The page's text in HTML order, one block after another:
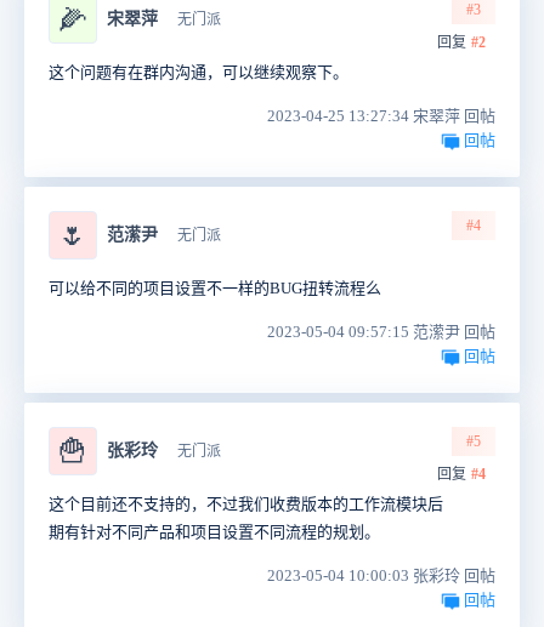
🌽 宋翠萍 无门派
#3
回复 #2
这个问题有在群内沟通，可以继续观察下。
2023-04-25 13:27:34 宋翠萍 回帖
回帖
🌷 范潆尹 无门派
#4
可以给不同的项目设置不一样的BUG扭转流程么
2023-05-04 09:57:15 范潆尹 回帖
回帖
🍟 张彩玲 无门派
#5
回复 #4
这个目前还不支持的，不过我们收费版本的工作流模块后
期有针对不同产品和项目设置不同流程的规划。
2023-05-04 10:00:03 张彩玲 回帖
回帖